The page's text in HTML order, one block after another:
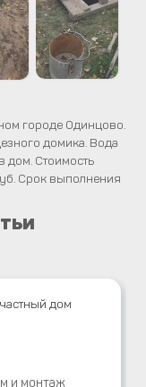
городе Одинцово.
домика. Вода
дом. Стоимость
Срок выполнения
дом
и монтаж